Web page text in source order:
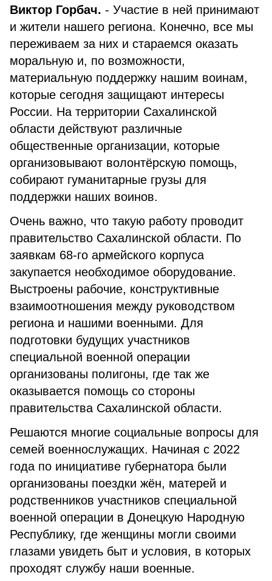
Виктор Горбач. - Участие в ней принимают
и жители нашего региона. Конечно, все мы
переживаем за них и стараемся оказать
моральную и, по возможности,
материальную поддержку нашим воинам,
которые сегодня защищают интересы
России. На территории Сахалинской
области действуют различные
общественные организации, которые
организовывают волонтёрскую помощь,
собирают гуманитарные грузы для
поддержки наших воинов.
Очень важно, что такую работу проводит
правительство Сахалинской области. По
заявкам 68-го армейского корпуса
закупается необходимое оборудование.
Выстроены рабочие, конструктивные
взаимоотношения между руководством
региона и нашими военными. Для
подготовки будущих участников
специальной военной операции
организованы полигоны, где так же
оказывается помощь со стороны
правительства Сахалинской области.
Решаются многие социальные вопросы для
семей военнослужащих. Начиная с 2022
года по инициативе губернатора были
организованы поездки жён, матерей и
родственников участников специальной
военной операции в Донецкую Народную
Республику, где женщины могли своими
глазами увидеть быт и условия, в которых
проходят службу наши военные.